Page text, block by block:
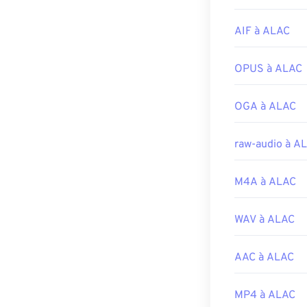
AutoFlix et
pas dans
Sortie initiale :
CH203-
AIF à ALAC
OPUS à ALAC
OGA à ALAC
raw-audio à
M4A à ALAC
WAV à ALAC
AAC à ALAC
MP4 à ALAC